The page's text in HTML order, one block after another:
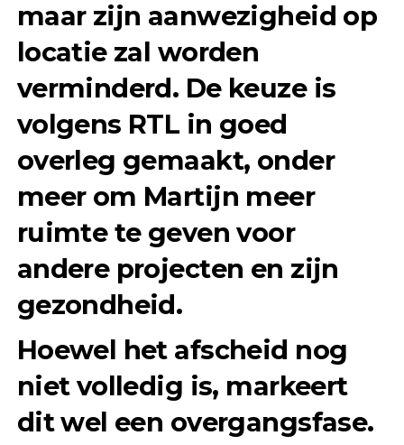
maar zijn aanwezigheid op
locatie zal worden
verminderd. De keuze is
volgens RTL in goed
overleg gemaakt, onder
meer om Martijn meer
ruimte te geven voor
andere projecten en zijn
gezondheid.
Hoewel het afscheid nog
niet volledig is, markeert
dit wel een overgangsfase.